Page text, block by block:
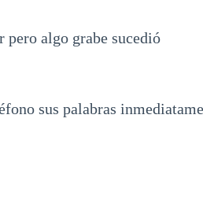
algo grabe sucedió
sus palabras